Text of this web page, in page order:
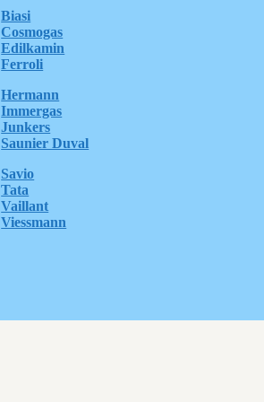
Biasi
Cosmogas
Edilkamin
Ferroli
Hermann
Immergas
Junkers
Saunier Duval
Savio
Tata
Vaillant
Viessmann